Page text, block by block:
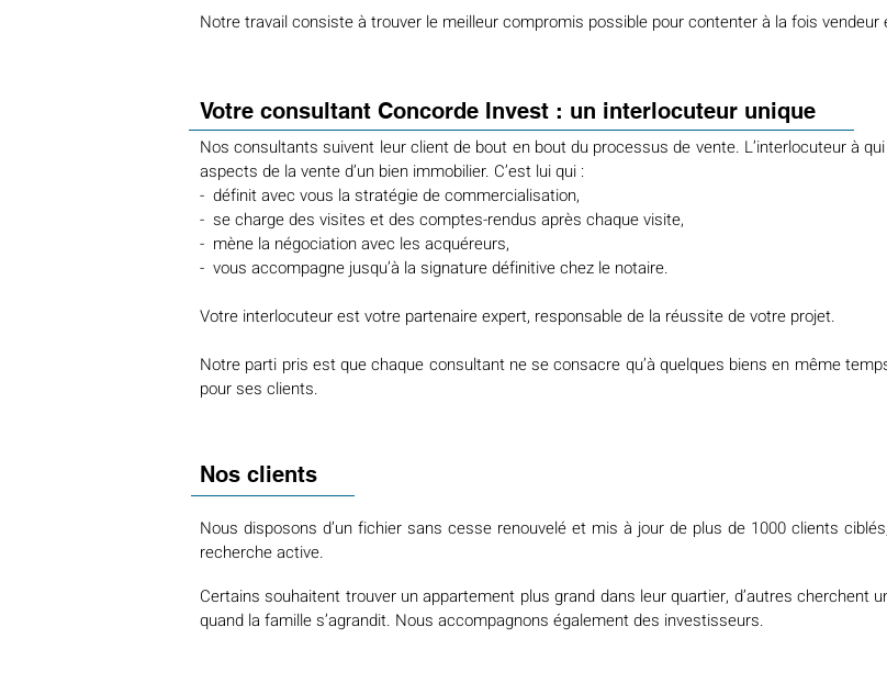
Notre travail consiste à trouver le meilleur compromis possible pour contenter à la fois vendeur
Votre consultant Concorde Invest : un interlocuteur unique
Nos consultants suivent leur client de bout en bout du processus de vente. L’interlocuteur à
aspects de la vente d’un bien immobilier. C’est lui qui :
- définit avec vous la stratégie de commercialisation,
- se charge des visites et des comptes-rendus après chaque visite,
- mène la négociation avec les acquéreurs,
- vous accompagne jusqu’à la signature définitive chez le notaire.
Votre interlocuteur est votre partenaire expert, responsable de la réussite de votre projet.
Notre parti pris est que chaque consultant ne se consacre qu’à quelques biens en même
pour ses clients.
Nos clients
Nous disposons d’un fichier sans cesse renouvelé et mis à jour de plus de 1000 clients
recherche active.
Certains souhaitent trouver un appartement plus grand dans leur quartier, d’autres cherchent
quand la famille s’agrandit. Nous accompagnons également des investisseurs.